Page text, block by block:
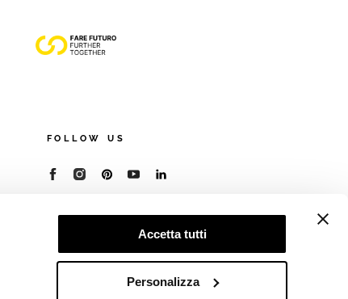
Accetta tutti
Personalizza
FOLLOW US
© 2026 - Cooperativa Ceramica d’Imola
R.E.A. BO 5545